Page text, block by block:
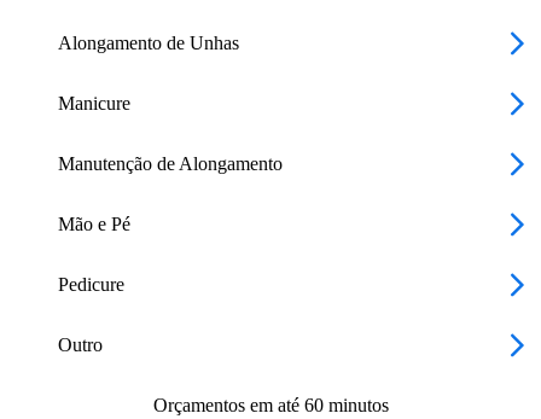
Alongamento de Unhas
Manicure
Manutenção de Alongamento
Mão e Pé
Pedicure
Outro
Orçamentos em até 60 minutos